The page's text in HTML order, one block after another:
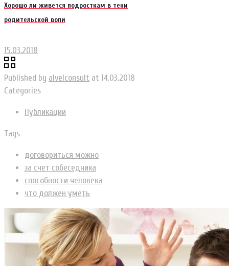
Хорошо ли живется подросткам в тени
родительской воли
15.03.2018
Published by alvelconsult at 14.03.2018
Categories
Публикации
Tags
договориться можно
за счет собеседника
способности человека
что должен уметь